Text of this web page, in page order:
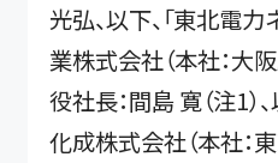
光弘、以下、「東北電力
業株式会社（本社：大
役社長：間島 寛（注1）、
化成株式会社（本社：